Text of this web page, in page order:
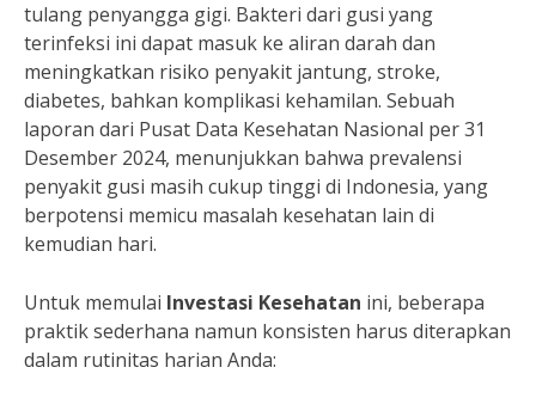
tulang penyangga gigi. Bakteri dari gusi yang
terinfeksi ini dapat masuk ke aliran darah dan
meningkatkan risiko penyakit jantung, stroke,
diabetes, bahkan komplikasi kehamilan. Sebuah
laporan dari Pusat Data Kesehatan Nasional per 31
Desember 2024, menunjukkan bahwa prevalensi
penyakit gusi masih cukup tinggi di Indonesia, yang
berpotensi memicu masalah kesehatan lain di
kemudian hari.
Untuk memulai Investasi Kesehatan ini, beberapa
praktik sederhana namun konsisten harus diterapkan
dalam rutinitas harian Anda: